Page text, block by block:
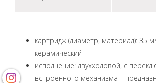
картридж (диаметр, материал): 35
керамический
исполнение: двухходовой, с
встроенного механизма –